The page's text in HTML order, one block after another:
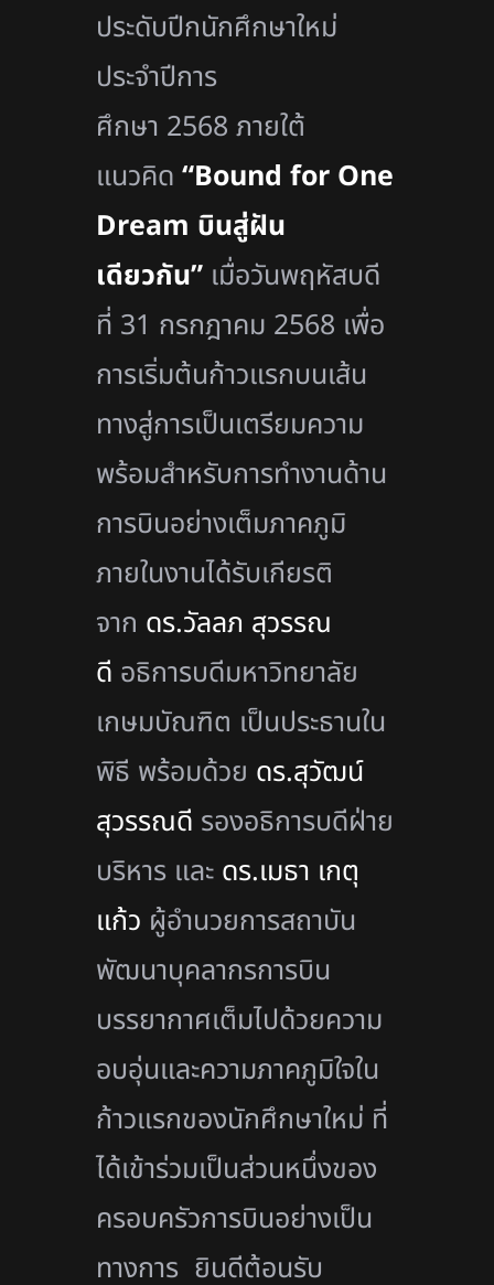
ประดับปีกนักศึกษาใหม่
ประจำปีการ
ศึกษา 2568 ภายใต้
แนวคิด“Bound for One
Dream บินสู่ฝัน
เดียวกัน” เมื่อวันพฤหัสบดี
ที่ 31 กรกฎาคม 2568 เพื่อ
การเริ่มต้นก้าวแรกบนเส้น
ทางสู่การเป็นเตรียมความ
พร้อมสำหรับการทำงานด้าน
การบินอย่างเต็มภาคภูมิ
ภายในงานได้รับเกียรติ
จาก ดร.วัลลภ สุวรรณ
ดี อธิการบดีมหาวิทยาลัย
เกษมบัณฑิต เป็นประธานใน
พิธี พร้อมด้วย ดร.สุวัฒน์
สุวรรณดี รองอธิการบดีฝ่าย
บริหาร และ ดร.เมธา เกตุ
แก้ว ผู้อำนวยการสถาบัน
พัฒนาบุคลากรการบิน
บรรยากาศเต็มไปด้วยความ
อบอุ่นและความภาคภูมิใจใน
ก้าวแรกของนักศึกษาใหม่ ที่
ได้เข้าร่วมเป็นส่วนหนึ่งของ
ครอบครัวการบินอย่างเป็น
ทางการ ยินดีต้อนรับ